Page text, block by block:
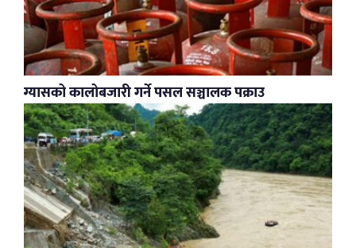
ग्यासको कालोबजारी गर्ने पसल सञ्चालक पक्राउ